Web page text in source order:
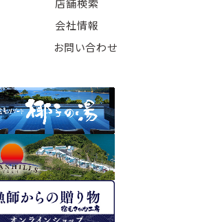
店舗検索
会社情報
お問い合わせ